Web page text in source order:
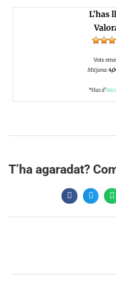
L’has
Vots
Mitjana:
*Has d’
T’ha agaradat?